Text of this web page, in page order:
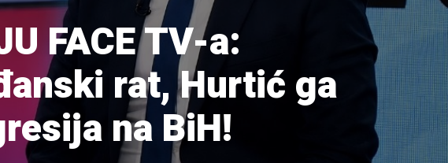
FACE TV-a:
rat, Hurtić ga
na BiH!